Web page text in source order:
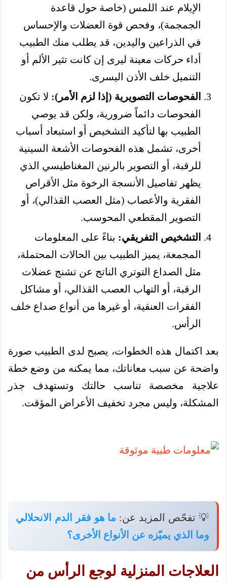
الإيلام عند اللمس (خاصة حول قاعدة
الجمجمة)، وفحص قوة العضلات والإحساس
في الذراعين واليدين، قد يطلب منك الطبيب
أداء حركات معينة ليرى إن كانت تثير الألم أو
التنميل خلف الأذن اليسرى.
الفحوصات التصويرية (إذا لزم الأمر): لا تكون
الفحوصات دائماً ضرورية، ولكن قد يوصي
الطبيب بها لتأكيد التشخيص أو استبعاد أسباب
أخرى، تشمل هذه الفحوصات الأشعة السينية
للرقبة، أو التصوير بالرنين المغناطيسي الذي
يظهر تفاصيل الأنسجة الرخوة مثل الأقراص
الفقرية والأعصاب (مثل العصب القذالي)، أو
التصوير المقطعي المحوسب.
التشخيص التفريقي: بناءً على المعلومات
المجمعة، يميز الطبيب بين الحالات المحتملة،
مثل الصداع التوتري الناتج عن تشنج عضلات
الرقبة، أو التهاب العصب القذالي، أو مشاكل
الفقرات العنقية، أو غيرها من أنواع صداع خلف
الرأس.
بعد اكتمال هذه الخطوات، يصبح لدى الطبيب صورة
واضحة عن سبب معاناتك، مما يمكنه من وضع خطة
علاجية مخصصة تناسب حالتك وتستهدف جذر
المشكلة، وليس مجرد تخفيف الأعراض المؤقت.
💡 تفحّص المزيد عن: ما هو فقر الدم الانحلالي
وما الذي يميّزه عن الأنواع الأخرى؟
العلاجات المنزلية لوجع الرأس من